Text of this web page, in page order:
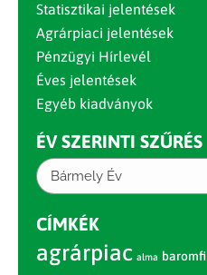
Statisztikai jelentések
Agrárpiaci jelentések
Pénzügyi Hírlevél
Éves jelentések
Egyéb kiadványok
ÉV SZERINTI SZŰRÉS
Bármely Év
CÍMKÉK
agrárpiac alma baromfi